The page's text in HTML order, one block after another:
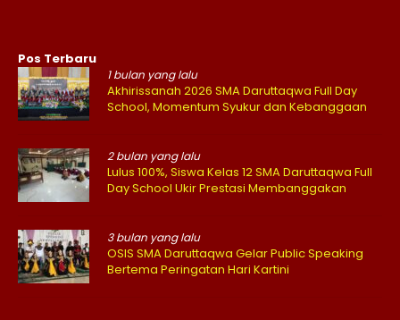
Pos Terbaru
1 bulan yang lalu
Akhirissanah 2026 SMA Daruttaqwa Full Day
School, Momentum Syukur dan Kebanggaan
2 bulan yang lalu
Lulus 100%, Siswa Kelas 12 SMA Daruttaqwa Full
Day School Ukir Prestasi Membanggakan
3 bulan yang lalu
OSIS SMA Daruttaqwa Gelar Public Speaking
Bertema Peringatan Hari Kartini